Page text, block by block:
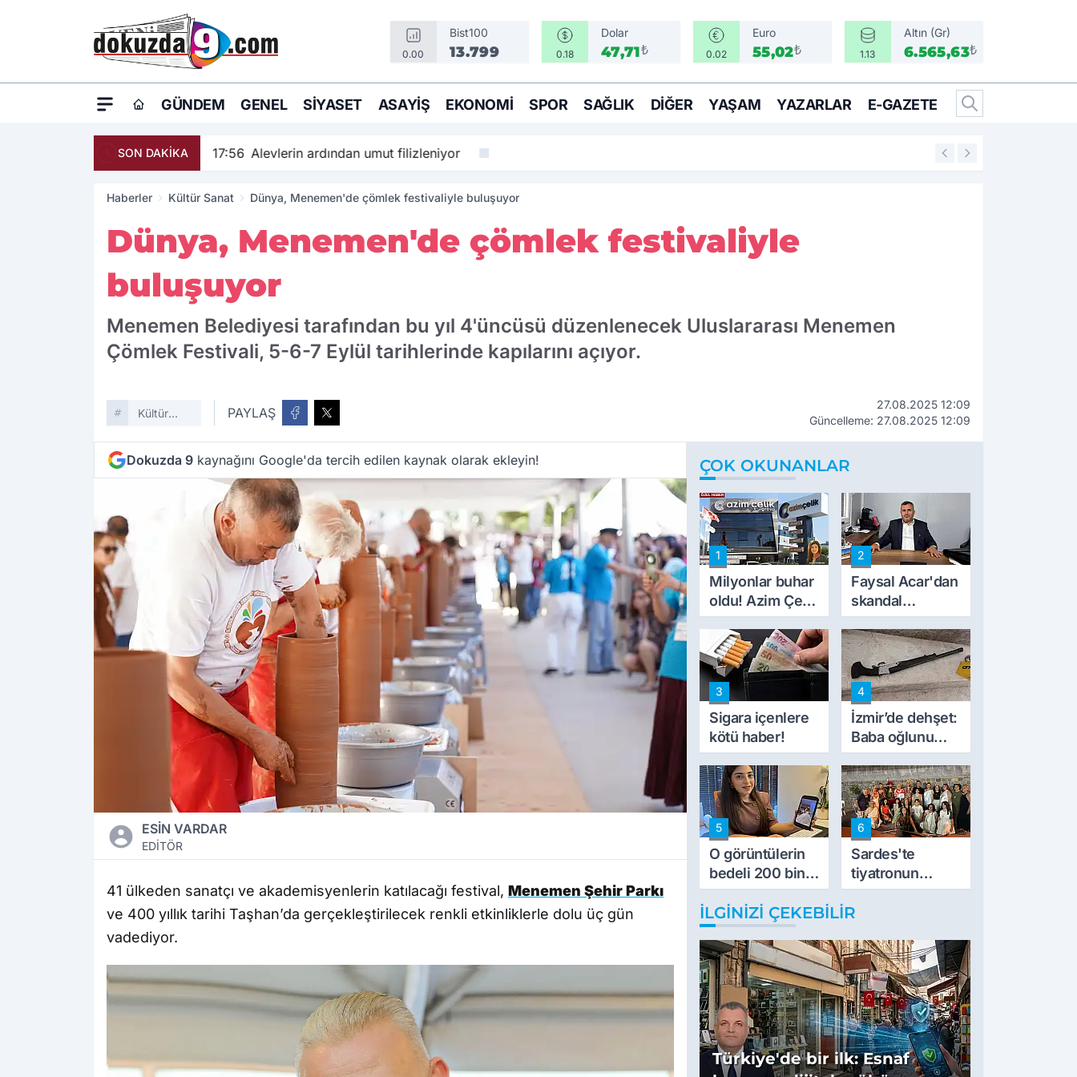
0.00
Bist100
13.799 0.18
Dolar
47,71₺ 0.02
Euro
55,02₺ 1.13
Altın (Gr)
6.565,63₺
GÜNDEM GENEL SIYASET ASAYIŞ EKONOMI SPOR SAĞLIK DIĞER YAŞAM YAZARLAR E-GAZETE
SON DAKİKA
17:56 Alevlerin ardından umut filizleniyor Emeklilerin beklediği tarih
Haberler Kültür Sanat Dünya, Menemen'de çömlek festivaliyle buluşuyor
Dünya, Menemen'de çömlek festivaliyle
buluşuyor
Menemen Belediyesi tarafından bu yıl 4'üncüsü düzenlenecek Uluslararası Menemen
Çömlek Festivali, 5-6-7 Eylül tarihlerinde kapılarını açıyor.
Kültür
PAYLAŞ
27.08.2025 12:09
Güncelleme: 27.08.2025 12:09
Dokuzda 9 kaynağını Google'da tercih edilen kaynak olarak ekleyin!
ESİN VARDAR
EDİTÖR
41 ülkeden sanatçı ve akademisyenlerin katılacağı festival, Menemen Şehir Parkı
ve 400 yıllık tarihi Taşhan’da gerçekleştirilecek renkli etkinliklerle dolu üç gün
vadediyor.
ÇOK OKUNANLAR
1
Milyonlar buhar
oldu! Azim Çelik
inşaat mağduru
ilk kez konuştu
2
Faysal Acar'dan
skandal
açıklamalar:
'Haluk Levent
peynircilerimizi
de kıskaca aldı,
müdahale ettik'
3
Sigara içenlere
kötü haber!
4
İzmir’de dehşet:
Baba oğlunu
vurdu
5
O görüntülerin
bedeli 200 bin
TL
6
Sardes'te
tiyatronun
imece ruhu
binlerce yıllık
İLGINIZI ÇEKEBILIR
Türkiye'de bir ilk: Esnaf